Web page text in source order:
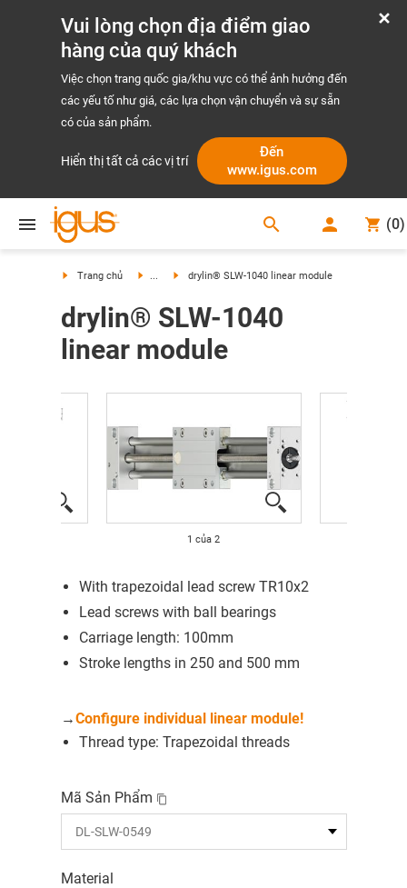
Vui lòng chọn địa điểm giao
hàng của quý khách
Việc chọn trang quốc gia/khu vực có thể ảnh hưởng đến
các yếu tố như giá, các lựa chọn vận chuyển và sự sẵn
có của sản phẩm.
Hiển thị tất cả các vị trí
Đến
www.igus.com
search (0)
Trang chủ ... drylin® SLW-1040 linear module
drylin® SLW-1040
linear module
1 của 2
With trapezoidal lead screw TR10x2
Lead screws with ball bearings
Carriage length: 100mm
Stroke lengths in 250 and 500 mm
→Configure individual linear module!
Thread type: Trapezoidal threads
Mã Sản Phẩm
Material